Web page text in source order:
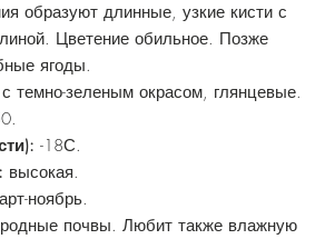
образуют длинные, узкие кисти с
Цветение обильное. Позже
ягоды.
темно-зеленым окрасом, глянцевые.
-18С.
высокая.
ноябрь.
почвы. Любит также влажную